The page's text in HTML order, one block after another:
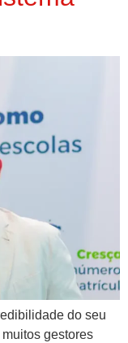
do seu
gestores